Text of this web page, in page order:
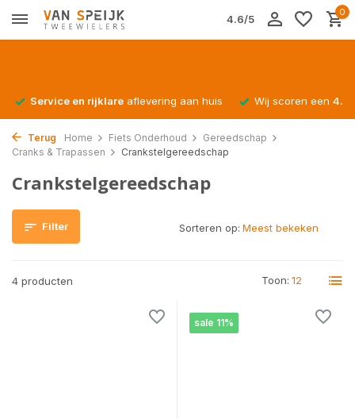
4.6/5
0
Service en rijklare aflevering aan huis Wij scoren een
Terug Home Fiets Onderhoud
Gereedschap
Cranks & Trapassen
Crankstelgereedschap
Crankstelgereedschap
Filter
4 producten Toon:
Sorteren op:
sale 11%